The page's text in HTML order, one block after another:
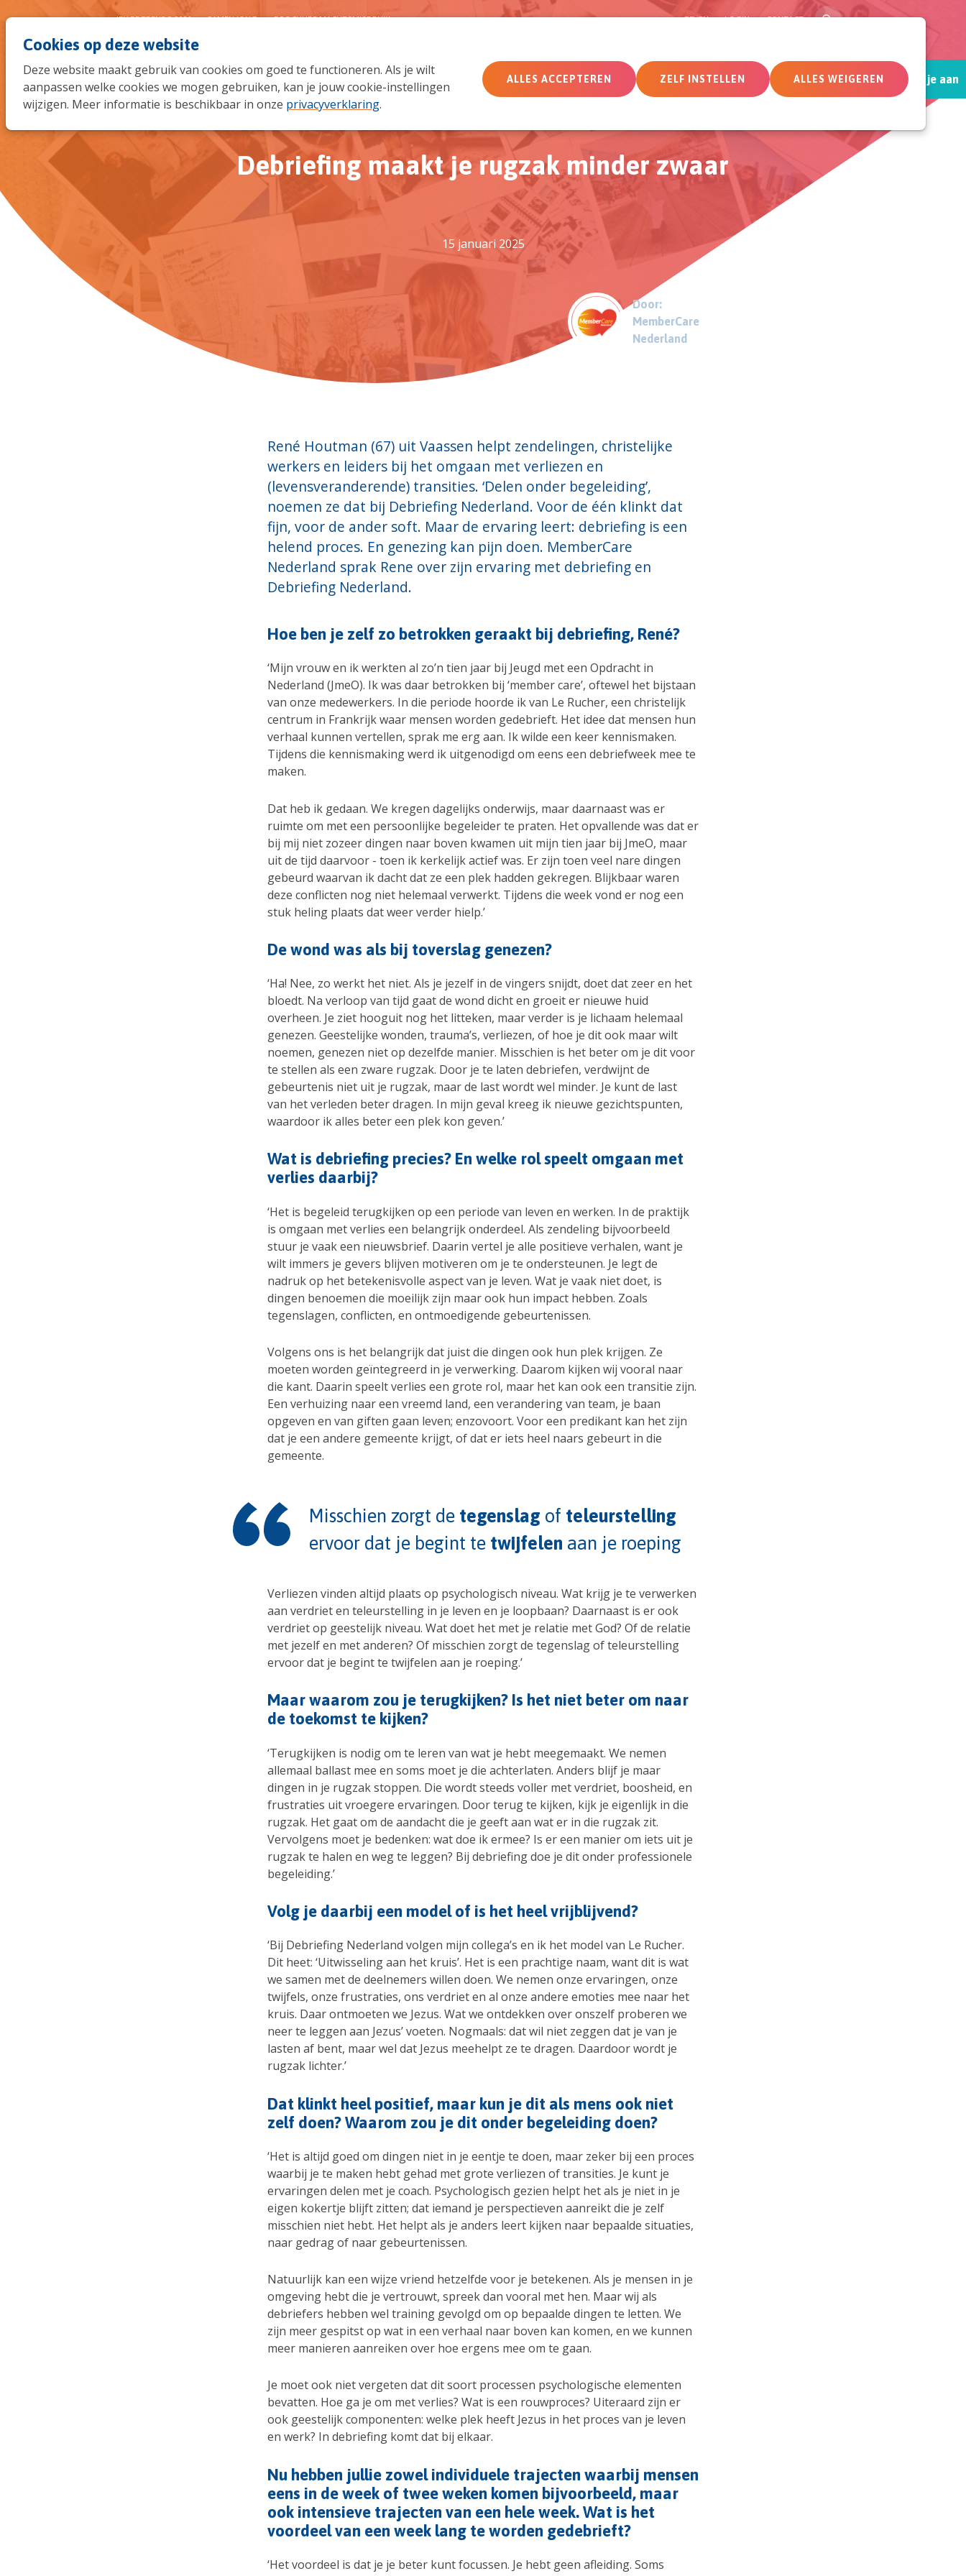
Cookies op deze website
Deze website maakt gebruik van cookies om goed te functioneren. Als je wilt
aanpassen welke cookies we mogen gebruiken, kan je jouw cookie-instellingen
wijzigen. Meer informatie is beschikbaar in onze privacyverklaring.
ALLES ACCEPTEREN ZELF INSTELLEN ALLES WEIGEREN
Wie wij zijn Wat we doen Doe mee Actueel Deelnemersomgeving Sluit je aan
JEUGDTRENDS 2026 SAMEN JONG BROCHURE MACHTSMISBRUIK GEVEN LOGIN CONTACT ZOEK
Debriefing maakt je rugzak minder zwaar
15 januari 2025
Door:
MemberCare
Nederland
René Houtman (67) uit Vaassen helpt zendelingen, christelijke
werkers en leiders bij het omgaan met verliezen en
(levensveranderende) transities. ‘Delen onder begeleiding’,
noemen ze dat bij Debriefing Nederland. Voor de één klinkt dat
fijn, voor de ander soft. Maar de ervaring leert: debriefing is een
helend proces. En genezing kan pijn doen. MemberCare
Nederland sprak Rene over zijn ervaring met debriefing en
Debriefing Nederland.
Hoe ben je zelf zo betrokken geraakt bij debriefing, René?
‘Mijn vrouw en ik werkten al zo’n tien jaar bij Jeugd met een Opdracht in
Nederland (JmeO). Ik was daar betrokken bij ‘member care’, oftewel het bijstaan
van onze medewerkers. In die periode hoorde ik van Le Rucher, een christelijk
centrum in Frankrijk waar mensen worden gedebrieft. Het idee dat mensen hun
verhaal kunnen vertellen, sprak me erg aan. Ik wilde een keer kennismaken.
Tijdens die kennismaking werd ik uitgenodigd om eens een debriefweek mee te
maken.
Dat heb ik gedaan. We kregen dagelijks onderwijs, maar daarnaast was er
ruimte om met een persoonlijke begeleider te praten. Het opvallende was dat er
bij mij niet zozeer dingen naar boven kwamen uit mijn tien jaar bij JmeO, maar
uit de tijd daarvoor - toen ik kerkelijk actief was. Er zijn toen veel nare dingen
gebeurd waarvan ik dacht dat ze een plek hadden gekregen. Blijkbaar waren
deze conflicten nog niet helemaal verwerkt. Tijdens die week vond er nog een
stuk heling plaats dat weer verder hielp.’
De wond was als bij toverslag genezen?
‘Ha! Nee, zo werkt het niet. Als je jezelf in de vingers snijdt, doet dat zeer en het
bloedt. Na verloop van tijd gaat de wond dicht en groeit er nieuwe huid
overheen. Je ziet hooguit nog het litteken, maar verder is je lichaam helemaal
genezen. Geestelijke wonden, trauma’s, verliezen, of hoe je dit ook maar wilt
noemen, genezen niet op dezelfde manier. Misschien is het beter om je dit voor
te stellen als een zware rugzak. Door je te laten debriefen, verdwijnt de
gebeurtenis niet uit je rugzak, maar de last wordt wel minder. Je kunt de last
van het verleden beter dragen. In mijn geval kreeg ik nieuwe gezichtspunten,
waardoor ik alles beter een plek kon geven.’
Wat is debriefing precies? En welke rol speelt omgaan met
verlies daarbij?
‘Het is begeleid terugkijken op een periode van leven en werken. In de praktijk
is omgaan met verlies een belangrijk onderdeel. Als zendeling bijvoorbeeld
stuur je vaak een nieuwsbrief. Daarin vertel je alle positieve verhalen, want je
wilt immers je gevers blijven motiveren om je te ondersteunen. Je legt de
nadruk op het betekenisvolle aspect van je leven. Wat je vaak niet doet, is
dingen benoemen die moeilijk zijn maar ook hun impact hebben. Zoals
tegenslagen, conflicten, en ontmoedigende gebeurtenissen.
Volgens ons is het belangrijk dat juist die dingen ook hun plek krijgen. Ze
moeten worden geïntegreerd in je verwerking. Daarom kijken wij vooral naar
die kant. Daarin speelt verlies een grote rol, maar het kan ook een transitie zijn.
Een verhuizing naar een vreemd land, een verandering van team, je baan
opgeven en van giften gaan leven; enzovoort. Voor een predikant kan het zijn
dat je een andere gemeente krijgt, of dat er iets heel naars gebeurt in die
gemeente.
Misschien zorgt de tegenslag of teleurstelling
ervoor dat je begint te twijfelen aan je roeping
Verliezen vinden altijd plaats op psychologisch niveau. Wat krijg je te verwerken
aan verdriet en teleurstelling in je leven en je loopbaan? Daarnaast is er ook
verdriet op geestelijk niveau. Wat doet het met je relatie met God? Of de relatie
met jezelf en met anderen? Of misschien zorgt de tegenslag of teleurstelling
ervoor dat je begint te twijfelen aan je roeping.’
Maar waarom zou je terugkijken? Is het niet beter om naar
de toekomst te kijken?
‘Terugkijken is nodig om te leren van wat je hebt meegemaakt. We nemen
allemaal ballast mee en soms moet je die achterlaten. Anders blijf je maar
dingen in je rugzak stoppen. Die wordt steeds voller met verdriet, boosheid, en
frustraties uit vroegere ervaringen. Door terug te kijken, kijk je eigenlijk in die
rugzak. Het gaat om de aandacht die je geeft aan wat er in die rugzak zit.
Vervolgens moet je bedenken: wat doe ik ermee? Is er een manier om iets uit je
rugzak te halen en weg te leggen? Bij debriefing doe je dit onder professionele
begeleiding.’
Volg je daarbij een model of is het heel vrijblijvend?
‘Bij Debriefing Nederland volgen mijn collega’s en ik het model van Le Rucher.
Dit heet: ‘Uitwisseling aan het kruis’. Het is een prachtige naam, want dit is wat
we samen met de deelnemers willen doen. We nemen onze ervaringen, onze
twijfels, onze frustraties, ons verdriet en al onze andere emoties mee naar het
kruis. Daar ontmoeten we Jezus. Wat we ontdekken over onszelf proberen we
neer te leggen aan Jezus’ voeten. Nogmaals: dat wil niet zeggen dat je van je
lasten af bent, maar wel dat Jezus meehelpt ze te dragen. Daardoor wordt je
rugzak lichter.’
Dat klinkt heel positief, maar kun je dit als mens ook niet
zelf doen? Waarom zou je dit onder begeleiding doen?
‘Het is altijd goed om dingen niet in je eentje te doen, maar zeker bij een proces
waarbij je te maken hebt gehad met grote verliezen of transities. Je kunt je
ervaringen delen met je coach. Psychologisch gezien helpt het als je niet in je
eigen kokertje blijft zitten; dat iemand je perspectieven aanreikt die je zelf
misschien niet hebt. Het helpt als je anders leert kijken naar bepaalde situaties,
naar gedrag of naar gebeurtenissen.
Natuurlijk kan een wijze vriend hetzelfde voor je betekenen. Als je mensen in je
omgeving hebt die je vertrouwt, spreek dan vooral met hen. Maar wij als
debriefers hebben wel training gevolgd om op bepaalde dingen te letten. We
zijn meer gespitst op wat in een verhaal naar boven kan komen, en we kunnen
meer manieren aanreiken over hoe ergens mee om te gaan.
Je moet ook niet vergeten dat dit soort processen psychologische elementen
bevatten. Hoe ga je om met verlies? Wat is een rouwproces? Uiteraard zijn er
ook geestelijk componenten: welke plek heeft Jezus in het proces van je leven
en werk? In debriefing komt dat bij elkaar.
Nu hebben jullie zowel individuele trajecten waarbij mensen
eens in de week of twee weken komen bijvoorbeeld, maar
ook intensieve trajecten van een hele week. Wat is het
voordeel van een week lang te worden gedebrieft?
‘Het voordeel is dat je je beter kunt focussen. Je hebt geen afleiding. Soms